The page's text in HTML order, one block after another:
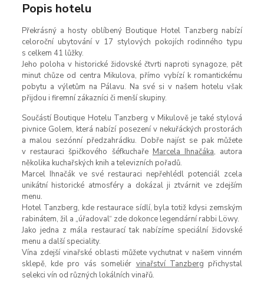
Popis hotelu
Překrásný a hosty oblíbený Boutique Hotel Tanzberg nabízí
celoroční ubytování v 17 stylových pokojích rodinného typu
s celkem 41 lůžky.
Jeho poloha v historické židovské čtvrti naproti synagoze, pět
minut chůze od centra Mikulova, přímo vybízí k romantickému
pobytu a výletům na Pálavu. Na své si v našem hotelu však
přijdou i firemní zákazníci či menší skupiny.
Součástí Boutique Hotelu Tanzberg v Mikulově je také stylová
pivnice Golem, která nabízí posezení v nekuřáckých prostorách
a malou sezónní předzahrádku. Dobře najíst se pak můžete
v restauraci špičkového šéfkuchaře Marcela Ihnačáka, autora
několika kuchařských knih a televizních pořadů.
Marcel Ihnačák ve své restauraci nepřehlédl potenciál zcela
unikátní historické atmosféry a dokázal ji ztvárnit ve zdejším
menu.
Hotel Tanzberg, kde restaurace sídlí, byla totiž kdysi zemským
rabinátem, žil a „úřadoval“ zde dokonce legendární rabbi Löwy.
Jako jedna z mála restaurací tak nabízíme speciální židovské
menu a další speciality.
Vína zdejší vinařské oblasti můžete vychutnat v našem vinném
sklepě, kde pro vás someliér vinařství Tanzberg přichystal
selekci vín od různých lokálních vinařů.